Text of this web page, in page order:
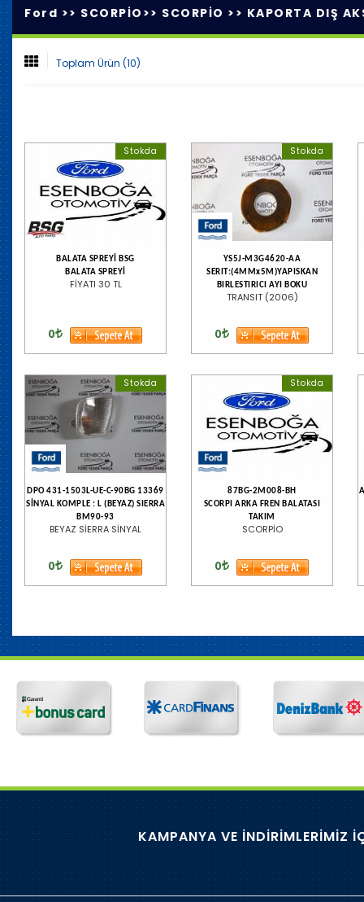
Ford >> SCORPİO >> SCORPİO >> KAPORTA DIŞ
Toplam Ürün (10)
Stokda
BALATA SPREYİ BSG
BALATA SPREYİ
FİYATI 30 TL
0
Stokda
YS5J-M3G4620-AA
SERIT:(4MMx5M)YAPISKAN
BIRLESTIRICI AYI BOKU
TRANSIT (2006)
0
Stokda
DPO 431-1503L-UE-C-90BG 13369
SİNYAL KOMPLE : L (BEYAZ) SIERRA
BM90-93
BEYAZ SİERRA SİNYAL
0
Stokda
87BG-2M008-BH
SCORPI ARKA FREN BALATASI
TAKIM
SCORPİO
0
KAMPANYA VE İNDİRİMLERİMİZ